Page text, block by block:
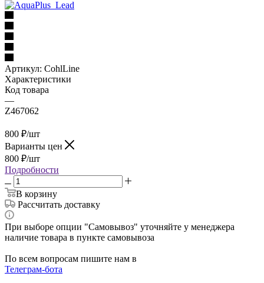
Артикул: CohlLine
Характеристики
Код товара
—
Z467062
800 ₽/шт
Варианты цен
800 ₽/шт
Подробности
В корзину
Рассчитать доставку
При выборе опции "Самовывоз" уточняйте у менеджера
наличие товара в пункте самовывоза
По всем вопросам пишите нам в
Телеграм-бота